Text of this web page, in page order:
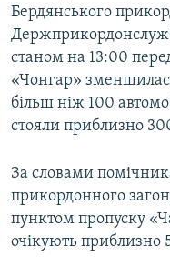
СВІДЧЕННЯ ОКУПАЦІЇ
УКРАЇНСЬКА ПРОБЛЕМА
ІНФОГРАФІКА
Qırımtatar
ДОЛУЧАЙСЯ!
Бердянського
станом на 13:00
«Чонгар»
більш ніж 100
стояли приблизно
За словами
прикордонного
пунктом пропуску
очікують приблизно